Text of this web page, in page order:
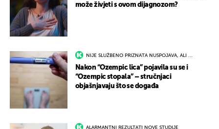
može živjeti s ovom dijagnozom?
NIJE SLUŽBENO PRIZNATA NUSPOJAVA, ALI ...
Nakon “Ozempic lica” pojavila su se i
“Ozempic stopala” – stručnjaci
objašnjavaju što se događa
ALARMANTNI REZULTATI NOVE STUDIJE